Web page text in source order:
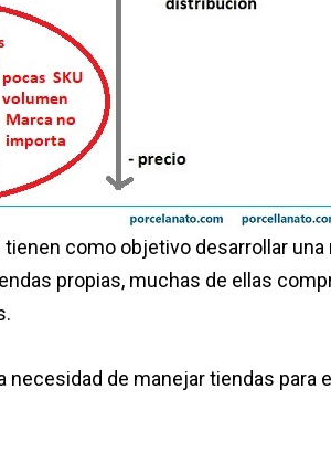
como objetivo desarrollar
propias, muchas de ellas
necesidad de manejar tiendas para